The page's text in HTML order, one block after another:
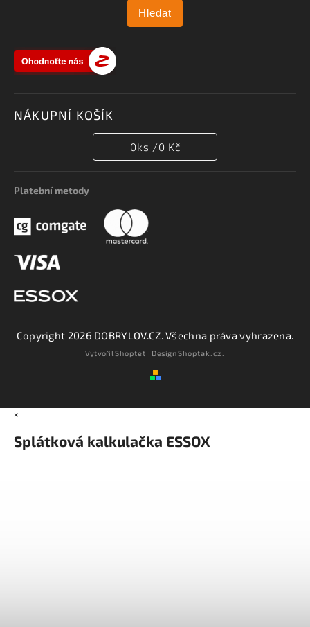
Hledat
NÁKUPNÍ KOŠÍK
0ks /0 Kč
Platební metody
Copyright 2026 DOBRYLOV.CZ. Všechna práva vyhrazena.
VytvořilShoptet | DesignShoptak.cz.
×
Splátková kalkulačka ESSOX